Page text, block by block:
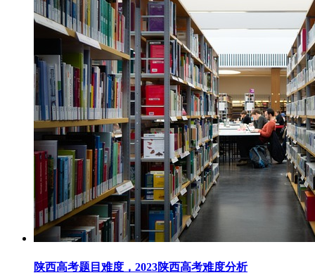
陕西高考题目难度，2023陕西高考难度分析